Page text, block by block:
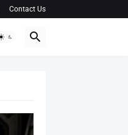
Contact Us